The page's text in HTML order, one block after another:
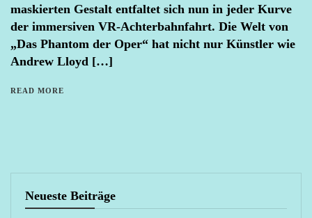
maskierten Gestalt entfaltet sich nun in jeder Kurve
der immersiven VR-Achterbahnfahrt. Die Welt von
„Das Phantom der Oper“ hat nicht nur Künstler wie
Andrew Lloyd […]
READ MORE
Neueste Beiträge